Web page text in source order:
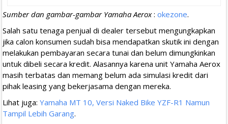
Sumber dan gambar-gambar Yamaha Aerox: okezone.
Salah satu tenaga penjual di dealer tersebut mengungkapkan
jika calon konsumen sudah bisa mendapatkan skutik ini dengan
melakukan pembayaran secara tunai dan belum dimungkinkan
untuk dibeli secara kredit. Alasannya karena unit Yamaha Aerox
masih terbatas dan memang belum ada simulasi kredit dari
pihak leasing yang bekerjasama dengan mereka.
Lihat juga: Yamaha MT 10, Versi Naked Bike YZF-R1 Namun
Tampil Lebih Garang.